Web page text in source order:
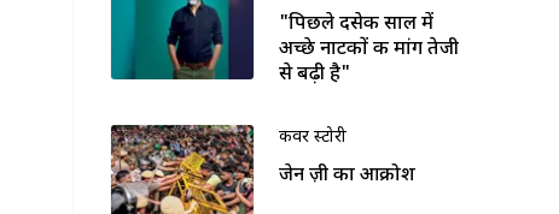
"पिछले दसेक साल में
अच्छे नाटकों की मांग तेजी
से बढ़ी है"
कवर स्टोरी
जेन ज़ी का आक्रोश